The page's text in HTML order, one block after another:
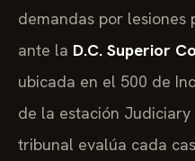
demandas por lesiones
ante la D.C. Superior
ubicada en el 500 de
de la estación Judiciary
tribunal evalúa cada